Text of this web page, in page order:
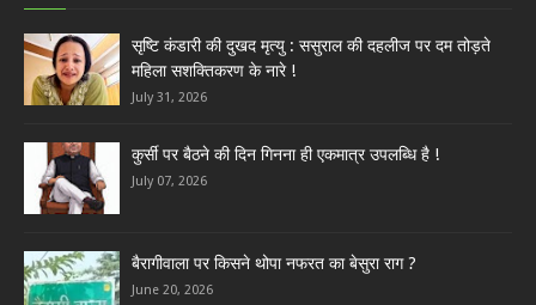
सृष्टि कंडारी की दुखद मृत्यु : ससुराल की दहलीज पर दम तोड़ते
महिला सशक्तिकरण के नारे !
July 31, 2026
कुर्सी पर बैठने की दिन गिनना ही एकमात्र उपलब्धि है !
July 07, 2026
बैरागीवाला पर किसने थोपा नफरत का बेसुरा राग ?
June 20, 2026